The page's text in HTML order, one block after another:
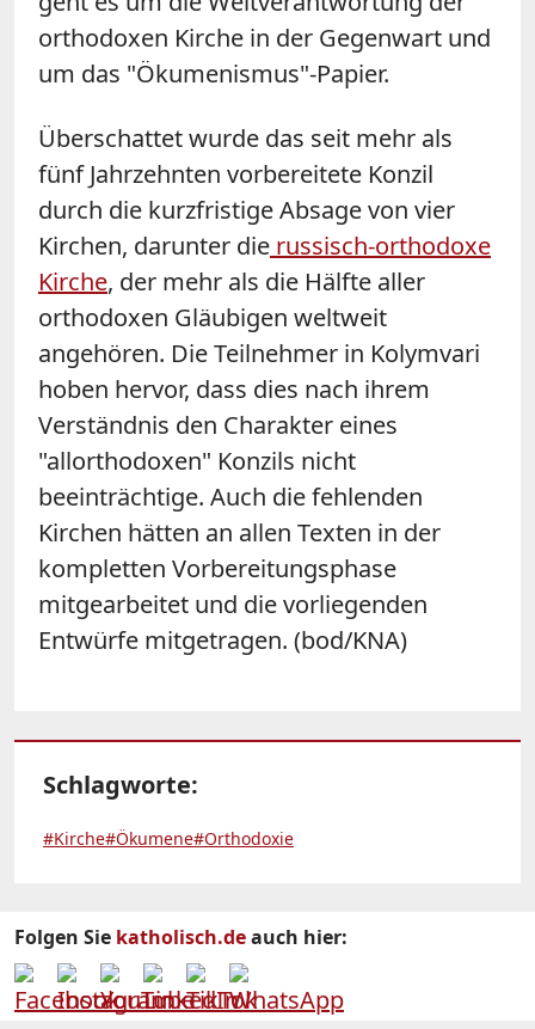
orthodoxen Kirche in der Gegenwart und
um das "Ökumenismus"-Papier.
Überschattet wurde das seit mehr als
fünf Jahrzehnten vorbereitete Konzil
durch die kurzfristige Absage von vier
Kirchen, darunter die russisch-orthodoxe
Kirche, der mehr als die Hälfte aller
orthodoxen Gläubigen weltweit
angehören. Die Teilnehmer in Kolymvari
hoben hervor, dass dies nach ihrem
Verständnis den Charakter eines
"allorthodoxen" Konzils nicht
beeinträchtige. Auch die fehlenden
Kirchen hätten an allen Texten in der
kompletten Vorbereitungsphase
mitgearbeitet und die vorliegenden
Entwürfe mitgetragen. (bod/KNA)
Schlagworte:
#Kirche#Ökumene#Orthodoxie
Folgen Sie katholisch.deauch hier: